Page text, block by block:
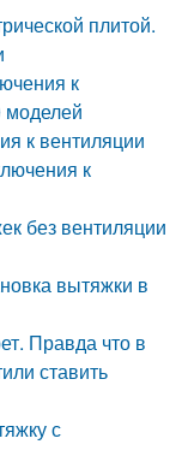
плитой.
к
моделей
к вентиляции
к
без вентиляции
вытяжки в
Правда что в
ставить
с